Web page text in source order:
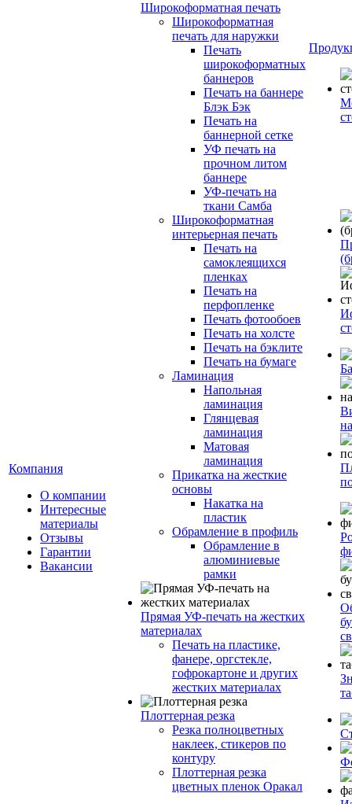
Компания
О компании
Интересные
материалы
Отзывы
Гарантии
Вакансии
Широкоформатная печать
Широкоформатная
печать для наружки
Печать
широкоформатных
баннеров
Печать на баннере
Блэк Бэк
Печать на
баннерной сетке
УФ печать на
прочном литом
баннере
УФ-печать на
ткани Самба
Широкоформатная
интерьерная печать
Печать на
самоклеящихся
пленках
Печать на
перфопленке
Печать фотообоев
Печать на холсте
Печать на бэклите
Печать на бумаге
Ламинация
Напольная
ламинация
Глянцевая
ламинация
Матовая
ламинация
Прикатка на жесткие
основы
Накатка на
пластик
Обрамление в профиль
Обрамление в
алюминиевые
рамки
Прямая УФ-печать на жестких
материалах
Печать на пластике,
фанере, оргстекле,
гофрокартоне и других
жестких материалах
Плоттерная резка
Резка полноцветных
наклеек, стикеров по
контуру
Плоттерная резка
цветных пленок Оракал